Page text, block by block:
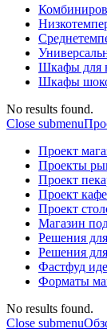
Шкафы для
Шкафы
No results found.
Close submenu
Проект
Проекты
Проект
Проект кафе
Проект
Магазин
Решения
Решения
Фастфуд
Форматы
No results found.
Close submenu